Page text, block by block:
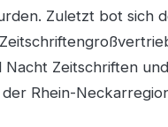
Zuletzt bot sich
Nacht Zeitschriften
Rhein-